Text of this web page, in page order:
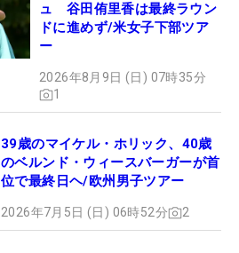
ュ 谷田侑里香は最終ラウン
ドに進めず/米女子下部ツア
ー
2026年8月9日 (日) 07時35分
1
39歳のマイケル・ホリック、40歳
のベルンド・ウィースバーガーが首
位で最終日ヘ/欧州男子ツアー
2026年7月5日 (日) 06時52分 2